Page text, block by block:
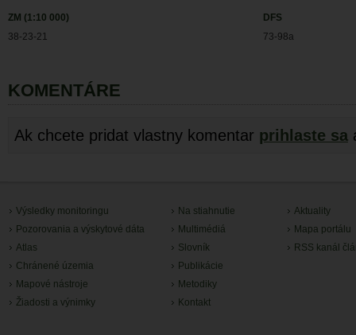
ZM (1:10 000)
38-23-21
DFS
73-98a
KOMENTÁRE
Ak chcete pridat vlastny komentar prihlaste sa
Výsledky monitoringu
Pozorovania a výskytové dáta
Atlas
Chránené územia
Mapové nástroje
Žiadosti a výnimky
Na stiahnutie
Multimédiá
Slovník
Publikácie
Metodiky
Kontakt
Aktuality
Mapa portálu
RSS kanál